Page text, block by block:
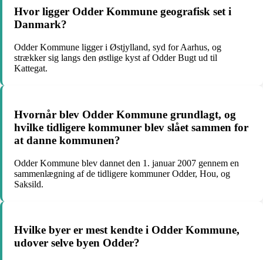
Hvor ligger Odder Kommune geografisk set i
Danmark?
Odder Kommune ligger i Østjylland, syd for Aarhus, og
strækker sig langs den østlige kyst af Odder Bugt ud til
Kattegat.
Hvornår blev Odder Kommune grundlagt, og
hvilke tidligere kommuner blev slået sammen for
at danne kommunen?
Odder Kommune blev dannet den 1. januar 2007 gennem en
sammenlægning af de tidligere kommuner Odder, Hou, og
Saksild.
Hvilke byer er mest kendte i Odder Kommune,
udover selve byen Odder?